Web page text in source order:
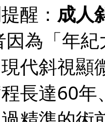
醒： 成人
為「年
代斜視顯
長達60